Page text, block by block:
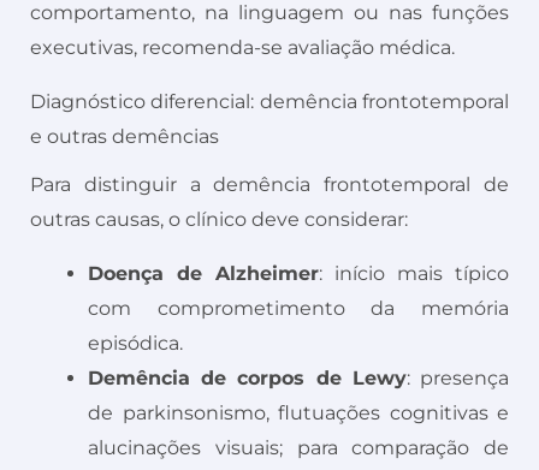
comportamento, na linguagem ou nas funções
executivas, recomenda-se avaliação médica.
Diagnóstico diferencial: demência frontotemporal
e outras demências
Para distinguir a demência frontotemporal de
outras causas, o clínico deve considerar:
Doença de Alzheimer: início mais típico
com comprometimento da memória
episódica.
Demência de corpos de Lewy: presença
de parkinsonismo, flutuações cognitivas e
alucinações visuais; para comparação de